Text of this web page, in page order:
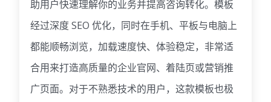
助用户快速理解你的业务并提高咨询转化。模板
经过深度 SEO 优化，同时在手机、平板与电脑上
都能顺畅浏览，加载速度快、体验稳定，非常适
合用来打造高质量的企业官网、着陆页或营销推
广页面。对于不熟悉技术的用户，这款模板也极